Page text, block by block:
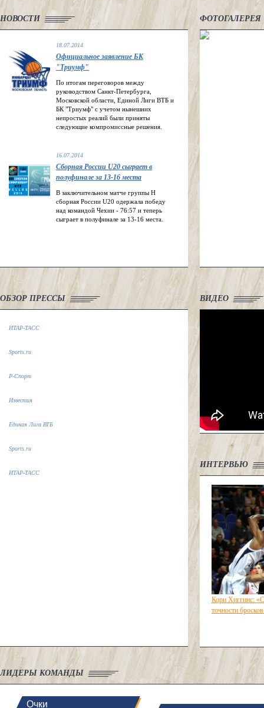
НОВОСТИ
18.07.2014
Официальное заявление БК
"Триумф"
По итогам переговоров между
руководством Санкт-Петербурга,
Московской области, Единой Лиги ВТБ и
БК "Триумф" с учетом нынешних
непростых реалий были приняты
следующие компромиссные решения.
16.07.2014
Сборная России U20 сыграет в
полуфинале за 13-16 места
В заключительном матче группы H
сборная России U20 одержала победу
над командой Чехии - 76:57 и теперь
сыграет в полуфинале за 13-16 места.
ОБЗОР ПРЕССЫ
ИТАР-ТАСС
Sports.ru
Р-Спорт
Известия
Единая Лига ВТБ
Sports.ru
ИТАР-ТАСС
ФОТОГАЛЕРЕЯ
ВИДЕО
ИНТЕРВЬЮ
Кори Хиггинс:
точности
ЛИДЕРЫ КОМАНДЫ
Очки